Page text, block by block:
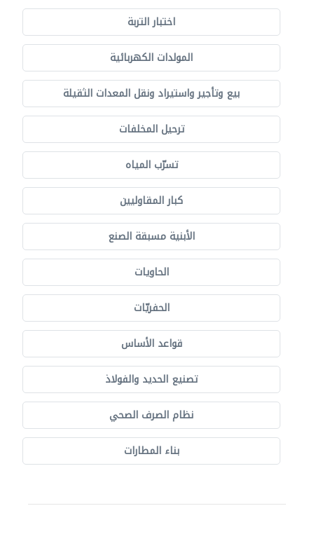
اختبار التربة
المولدات الكهربائية
بيع وتأجير واستيراد ونقل المعدات الثقيلة
ترحيل المخلفات
تسرّب المياه
كبار المقاوليين
الأبنية مسبقة الصنع
الحاويات
الحفريّات
قواعد الأساس
تصنيع الحديد والفولاذ
نظام الصرف الصحي
بناء المطارات